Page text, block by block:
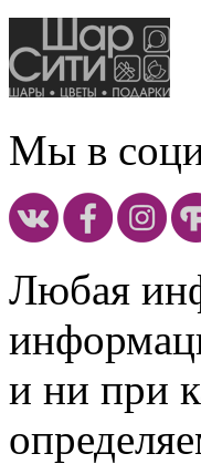
Мы в
Любая
и ни при